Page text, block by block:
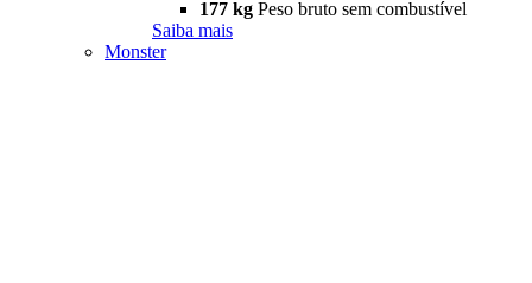
177 kg Peso bruto sem combustível
Saiba mais
Monster